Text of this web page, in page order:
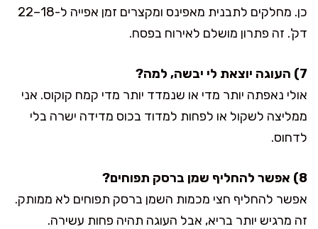
כן. מחלקים לתבנית מאפינס ומקצרים זמן אפייה ל-18–22
דק'. זה פתרון מושלם לאירוח בפסח.
7) העוגה יוצאת לי יבשה, למה?
אולי נאפתה יותר מדי או שנמדד יותר מדי קמח קוקוס. אני
ממליצה לשקול או לפחות למדוד בכוס מדידה ישרה בלי
לדחוס.
8) אפשר להחליף שמן ברסק תפוחים?
אפשר להחליף חצי מכמות השמן ברסק תפוחים לא ממותק.
זה מרגיש יותר בריא, אבל העוגה תהיה פחות עשירה.